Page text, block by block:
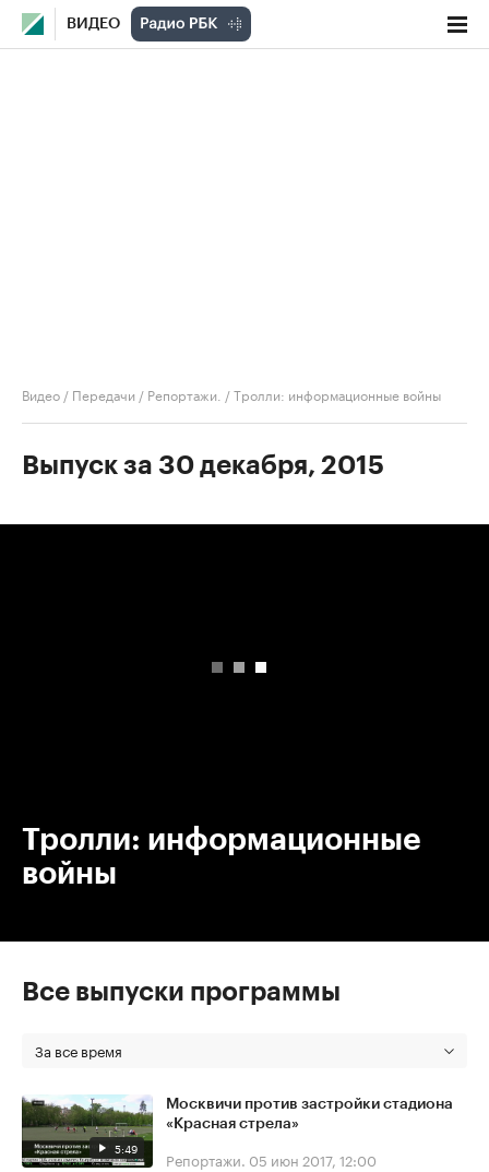
ВИДЕО
Видео / Передачи / Репортажи. /Тролли: информационные войны
Выпуск за 30 декабря, 2015
Тролли: информационные
войны
Все выпуски программы
За все время
5:49
Москвичи против застройки стадиона
«Красная стрела»
Репортажи. 05 июн 2017, 12:00